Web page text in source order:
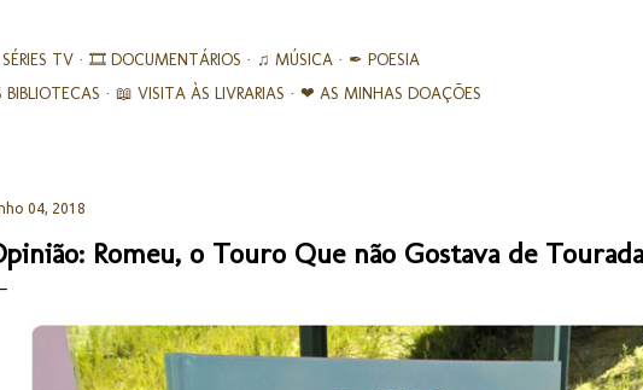
TV 🎞︎ DOCUMENTÁRIOS ♫ MÚSICA
✒ POESIA
📖 VISITA ÀS LIVRARIAS ❤ AS MINHAS DOAÇÕES
04, 2018
Romeu, o Touro Que não Gostava de